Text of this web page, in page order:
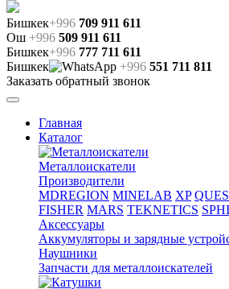
Бишкек+996 709 911 611
Ош +996 509 911 611
Бишкек+996 777 711 611
Бишкек
+996 551 711 811
Заказать обратный звонок
Главная
Каталог
Металлоискатели
Производители
MDREGION MINELAB XP
FISHER MARS TEKNETICS
Аксессуары
Аккумуляторы и зарядные
Наушники
Запчасти для металлоискателей